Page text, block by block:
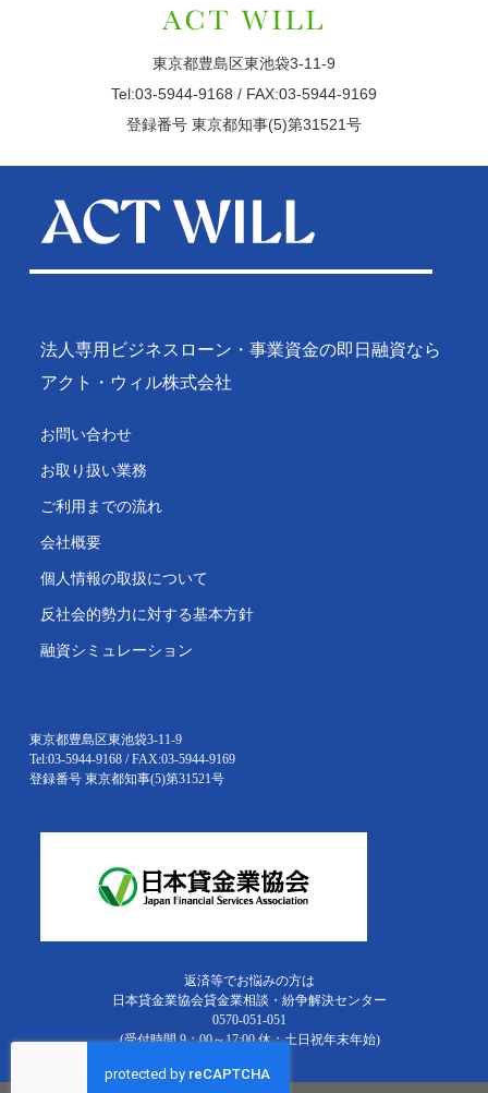
東京都豊島区東池袋3-11-9
Tel:03-5944-9168 / FAX:03-5944-9169
登録番号 東京都知事(5)第31521号
法人専用ビジネスローン・事業資金の即日融資なら
アクト・ウィル株式会社
お問い合わせ
お取り扱い業務
ご利用までの流れ
会社概要
個人情報の取扱について
反社会的勢力に対する基本方針
融資シミュレーション
東京都豊島区東池袋3-11-9
Tel:03-5944-9168 / FAX:03-5944-9169
登録番号 東京都知事(5)第31521号
返済等でお悩みの方は
日本貸金業協会貸金業相談・紛争解決センター
0570-051-051
(受付時間 9：00～17:00 休：土日祝年末年始)